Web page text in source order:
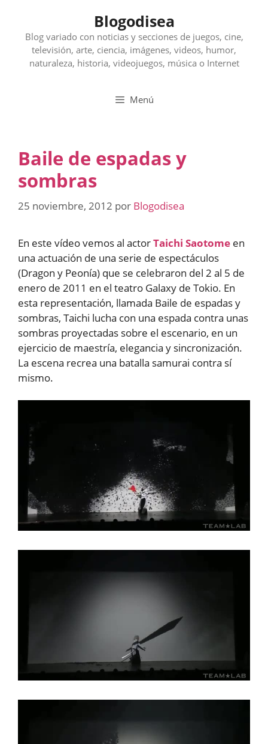
contenido
Blogodisea
Blog variado con noticias y secciones de juegos, cine,
televisión, arte, ciencia, imágenes, videos, humor,
naturaleza, historia, videojuegos, música o Internet
Menú
Baile de espadas y
sombras
25 noviembre, 2012 por Blogodisea
En este vídeo vemos al actorTaichi Saotome en
una actuación de una serie de espectáculos
(Dragon y Peonía) que se celebraron del 2 al 5 de
enero de 2011 en el teatro Galaxy de Tokio. En
esta representación, llamada Baile de espadas y
sombras, Taichi lucha con una espada contra unas
sombras proyectadas sobre el escenario, en un
ejercicio de maestría, elegancia y sincronización.
La escena recrea una batalla samurai contra sí
mismo.